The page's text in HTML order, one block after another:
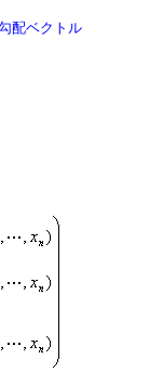
配ベクトル